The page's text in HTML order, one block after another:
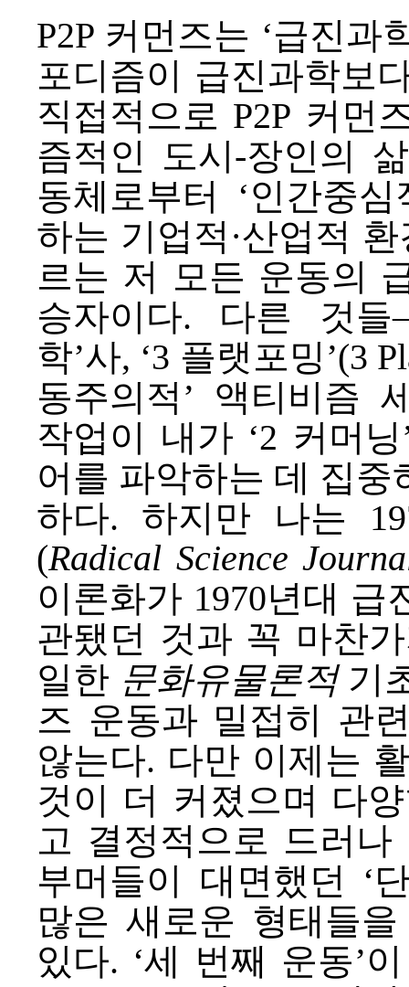
P2P 커먼즈는 ‘급진과
포디즘이 급진과학보
직접적으로 P2P 커먼
즘적인 도시-장인의
동체로부터 ‘인간중
하는 기업적·산업적
르는 저 모든 운동의
승자이다. 다른 것들
학’사, ‘3 플랫포밍’(3
동주의적’ 액티비즘
작업이 내가 ‘2 커머닝
어를 파악하는 데 집
하다. 하지만 나는
(Radical Science
이론화가 1970년대
관됐던 것과 꼭 마찬
일한 문화유물론적기
즈 운동과 밀접히 관
않는다. 다만 이제는
것이 더 커졌으며 다
고 결정적으로 드러나
부머들이 대면했던 ‘
많은 새로운 형태들
있다. ‘세 번째 운동’